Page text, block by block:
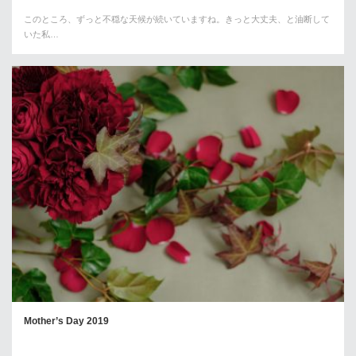
このところ、ずっと不穏な天候が続いていますね。きっと大丈夫、と油断して
いた私…
Mother’s Day 2019